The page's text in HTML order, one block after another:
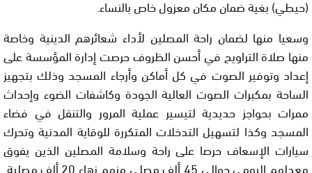
(حيطي) بغية ضمان مكان معزول خاص بالنساء.
وسعيا منها لضمان راحة المصلين لأداء شعائرهم الدينية وخاصة
منها صلاة التراويح في أحسن الظروف حرصت إدارة المؤسسة على
إعداد وتوفير الصوت في كل أماكن وأرجاء المسجد وذلك بتجهيز
الساحة بمكبرات الصوت العالية الجودة وكاشفات الضوء وإحداث
ممرات بحواجز حديدية لتيسير عملية المرور والتنقل في فضاء
المسجد وكذا لتسهيل التدخلات المتكررة للوقاية المدنية وتحرك
سيارات الإسعاف حرصا على راحة وسلامة المصلين الذين يفوق
معدلهم اليومي حوالي 45 ألف مصلي منهم زهاء 20 ألف مصلية.